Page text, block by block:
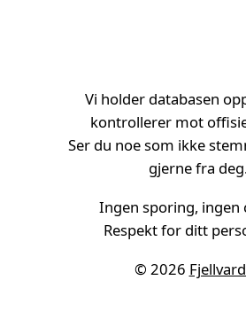
Vi holder databasen
kontrollerer mot
Ser du noe som ikke
gjerne fra
Ingen sporing, ingen
Respekt for ditt
© 2026